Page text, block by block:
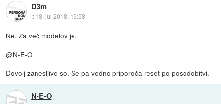
D3m
:: 18. jul 2018, 16:58
Ne. Za več modelov je.
@N-E-O
Dovolj zanesljive so. Se pa vedno priporoča reset po posodobitvi.
N-E-O